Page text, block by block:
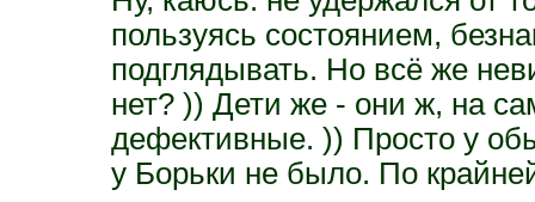
пользуясь состоянием,
подглядывать. Но всё же
нет? )) Дети же - они ж, на
дефективные. )) Просто у
у Борьки не было. По